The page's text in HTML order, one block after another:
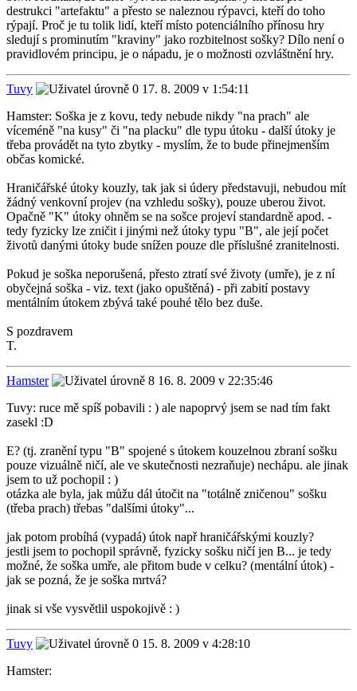
destrukci "artefaktu" a přesto se naleznou rýpavci, kteří do toho
rýpají. Proč je tu tolik lidí, kteří místo potenciálního přínosu hry
sledují s prominutím "kraviny" jako rozbitelnost sošky? Dílo není o
pravidlovém principu, je o nápadu, je o možnosti ozvláštnění hry.
Tuvy
17. 8. 2009 v 1:54:11
Hamster: Soška je z kovu, tedy nebude nikdy "na prach" ale
víceméně "na kusy" či "na placku" dle typu útoku - další útoky je
třeba provádět na tyto zbytky - myslím, že to bude přinejmenším
občas komické.
Hraničářské útoky kouzly, tak jak si údery představuji, nebudou mít
žádný venkovní projev (na vzhledu sošky), pouze uberou život.
Opačně "K" útoky ohněm se na sošce projeví standardně apod. -
tedy fyzicky lze zničit i jinými než útoky typu "B", ale její počet
životů danými útoky bude snížen pouze dle příslušné zranitelnosti.
Pokud je soška neporušená, přesto ztratí své životy (umře), je z ní
obyčejná soška - viz. text (jako opuštěná) - při zabití postavy
mentálním útokem zbývá také pouhé tělo bez duše.
S pozdravem
T.
Hamster
16. 8. 2009 v 22:35:46
Tuvy: ruce mě spíš pobavili : ) ale napoprvý jsem se nad tím fakt
zasekl :D
E? (tj. zranění typu "B" spojené s útokem kouzelnou zbraní sošku
pouze vizuálně ničí, ale ve skutečnosti nezraňuje) nechápu. ale jinak
jsem to už pochopil : )
otázka ale byla, jak můžu dál útočit na "totálně zničenou" sošku
(třeba prach) třebas "dalšími útoky"...
jak potom probíhá (vypadá) útok např hraničářskými kouzly?
jestli jsem to pochopil správně, fyzicky sošku ničí jen B... je tedy
možné, že soška umře, ale přitom bude v celku? (mentální útok) -
jak se pozná, že je soška mrtvá?
jinak si vše vysvětlil uspokojivě : )
Tuvy
15. 8. 2009 v 4:28:10
Hamster: